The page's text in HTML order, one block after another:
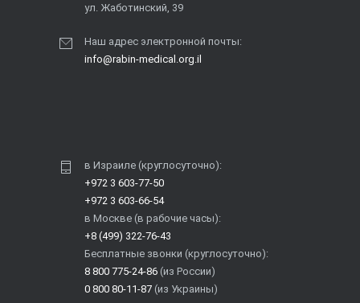
ул. Жаботинский, 39
Наш адрес электронной почты:
info@rabin-medical.org.il
в Израиле (круглосуточно):
+972 3 603-77-50
+972 3 603-66-54
в Москве (в рабочие часы):
+8 (499) 322-76-43
Бесплатные звонки (круглосуточно):
8 800 775-24-86 (из России)
0 800 80-11-87 (из Украины)